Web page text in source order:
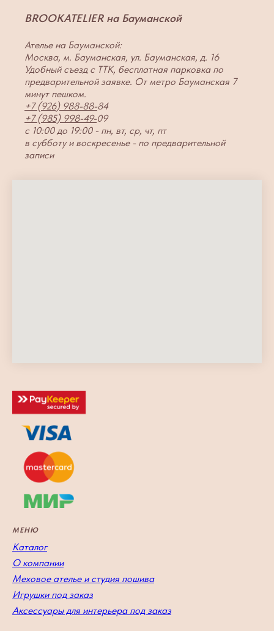
BROOKATELIER на Бауманской
Ателье на Бауманской:
Москва, м. Бауманская, ул. Бауманская, д. 16
Удобный съезд с ТТК, бесплатная парковка по
предварительной заявке. От метро Бауманская 7
минут пешком.
+7 (926) 988-88-84
+7 (985) 998-49-09
с 10:00 до 19:00 - пн, вт, ср, чт, пт
в субботу и воскресенье - по предварительной
записи
МЕНЮ
Каталог
О компании
Меховое ателье и студия пошива
Игрушки под заказ
Аксессуары для интерьера под заказ